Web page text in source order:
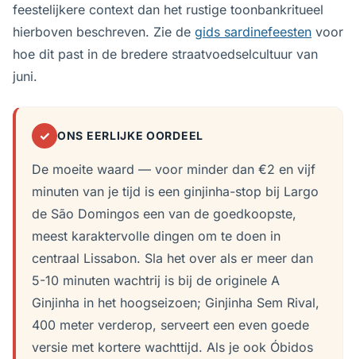
feestelijkere context dan het rustige toonbankritueel
hierboven beschreven. Zie de gids sardinefeesten voor
hoe dit past in de bredere straatvoedselcultuur van
juni.
✓ ONS EERLIJKE OORDEEL
De moeite waard — voor minder dan €2 en vijf
minuten van je tijd is een ginjinha-stop bij Largo
de São Domingos een van de goedkoopste,
meest karaktervolle dingen om te doen in
centraal Lissabon. Sla het over als er meer dan
5-10 minuten wachtrij is bij de originele A
Ginjinha in het hoogseizoen; Ginjinha Sem Rival,
400 meter verderop, serveert een even goede
versie met kortere wachttijd. Als je ook Óbidos